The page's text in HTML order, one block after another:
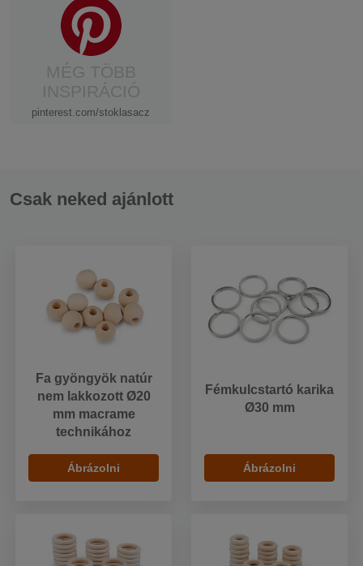
pinterest.com/stoklasacz
Csak neked ajánlott
Fa gyöngyök natúr
nem lakkozott Ø20
mm macrame
technikához
Ábrázolni
Fémkulcstartó karika
Ø30 mm
Ábrázolni